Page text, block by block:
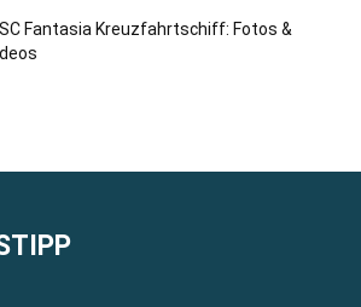
Fantasia Kreuzfahrtschiff: Fotos &